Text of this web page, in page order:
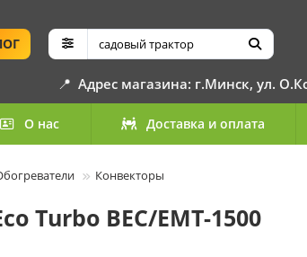
📍 Адрес магазина: г.Минск, ул.
О нас Доставка и оплата
Конвекторы
Turbo BEC/EMT-1500